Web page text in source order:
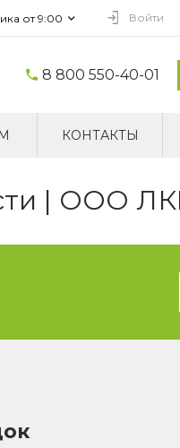
от 9:00 Войти
8 800 550-40-01
КОНТАКТЫ
| ООО